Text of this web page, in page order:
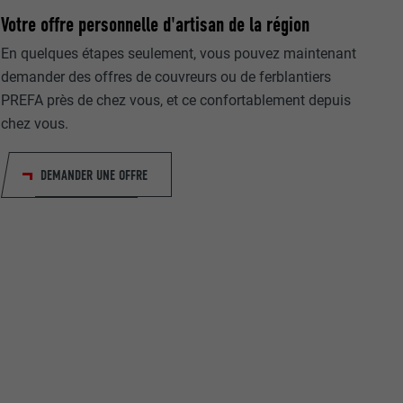
Votre offre personnelle d'artisan de la région
En quelques étapes seulement, vous pouvez maintenant
demander des offres de couvreurs ou de ferblantiers
PREFA près de chez vous, et ce confortablement depuis
chez vous.
DEMANDER UNE OFFRE
Ne
Suivez-